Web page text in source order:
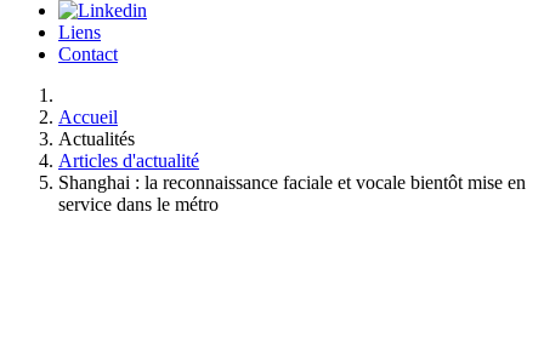
Liens
Contact
Accueil
Actualités
Articles d'actualité
Shanghai : la reconnaissance faciale et vocale bientôt mise en
service dans le métro